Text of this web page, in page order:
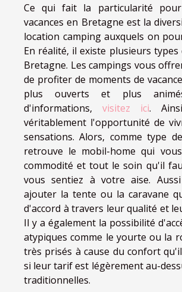
Ce qui fait la particularité
vacances en Bretagne est la
location camping auxquels on
En réalité, il existe plusieurs
Bretagne. Les campings vous
de profiter de moments de
plus ouverts et plus
d'informations, visitez ici.
véritablement l'opportunité de
sensations. Alors, comme type
retrouve le mobil-home qui
commodité et tout le soin qu'il
vous sentiez à votre aise.
ajouter la tente ou la caravane
d'accord à travers leur qualité et
Il y a également la possibilité
atypiques comme le yourte ou la
très prisés à cause du confort
si leur tarif est légèrement au-
traditionnelles.